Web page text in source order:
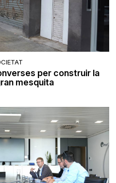
per construir la
mesquita